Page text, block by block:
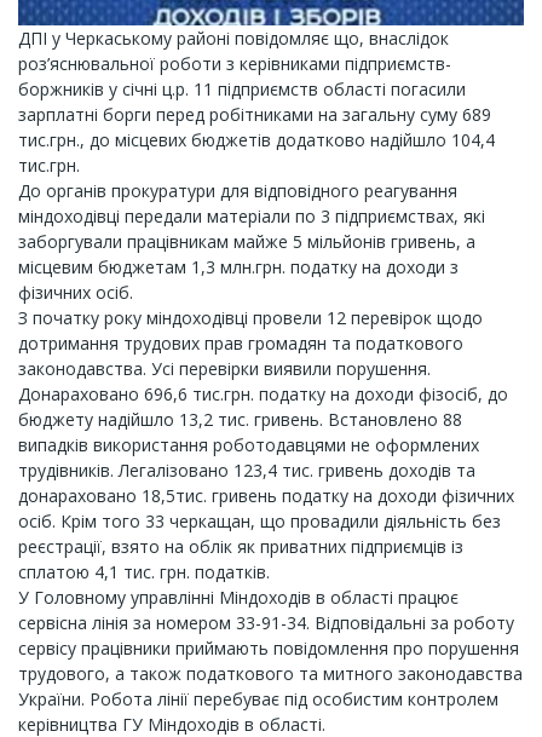
ДПІ у Черкаському районі повідомляє що, внаслідок
роз’яснювальної роботи з керівниками підприємств-
боржників у січні ц.р. 11 підприємств області погасили
зарплатні борги перед робітниками на загальну суму 689
тис.грн., до місцевих бюджетів додатково надійшло 104,4
тис.грн.
До органів прокуратури для відповідного реагування
міндоходівці передали матеріали по 3 підприємствах, які
заборгували працівникам майже 5 мільйонів гривень, а
місцевим бюджетам 1,3 млн.грн. податку на доходи з
фізичних осіб.
З початку року міндоходівці провели 12 перевірок щодо
дотримання трудових прав громадян та податкового
законодавства. Усі перевірки виявили порушення.
Донараховано 696,6 тис.грн. податку на доходи фізосіб, до
бюджету надійшло 13,2 тис. гривень. Встановлено 88
випадків використання роботодавцями не оформлених
трудівників. Легалізовано 123,4 тис. гривень доходів та
донараховано 18,5тис. гривень податку на доходи фізичних
осіб. Крім того 33 черкащан, що провадили діяльність без
реєстрації, взято на облік як приватних підприємців із
сплатою 4,1 тис. грн. податків.
У Головному управлінні Міндоходів в області працює
сервісна лінія за номером 33-91-34. Відповідальні за роботу
сервісу працівники приймають повідомлення про порушення
трудового, а також податкового та митного законодавства
України. Робота лінії перебуває під особистим контролем
керівництва ГУ Міндоходів в області.